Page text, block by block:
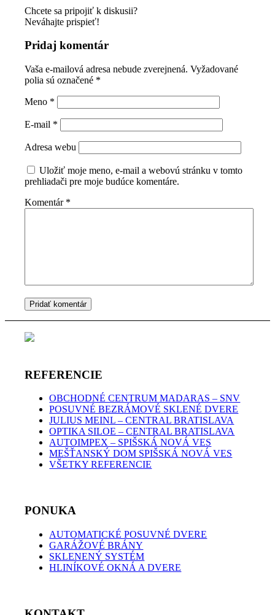
Chcete sa pripojiť k diskusii?
Neváhajte prispieť!
Pridaj komentár
Vaša e-mailová adresa nebude zverejnená. Vyžadované
polia sú označené *
Meno *
E-mail *
Adresa webu
Uložiť moje meno, e-mail a webovú stránku v tomto
prehliadači pre moje budúce komentáre.
Komentár *
REFERENCIE
OBCHODNÉ CENTRUM MADARAS – SNV
POSUVNÉ BEZRÁMOVÉ SKLENÉ DVERE
JULIUS MEINL – CENTRAL BRATISLAVA
OPTIKA SILOE – CENTRAL BRATISLAVA
AUTOIMPEX – SPIŠSKÁ NOVÁ VES
MEŠŤANSKÝ DOM SPIŠSKÁ NOVÁ VES
VŠETKY REFERENCIE
PONUKA
AUTOMATICKÉ POSUVNÉ DVERE
GARÁŽOVÉ BRÁNY
SKLENENÝ SYSTÉM
HLINÍKOVÉ OKNÁ A DVERE